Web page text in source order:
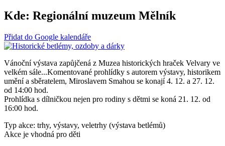
Kde: Regionální muzeum Mělník
Přidat do Google kalendáře
Vánoční výstava zapůjčená z Muzea historických hraček Velvary ve
velkém sále...Komentované prohlídky s autorem výstavy, historikem
umění a sběratelem, Miroslavem Smahou se konají 4. 12. a 27. 12.
od 14:00 hod.
Prohlídka s dílničkou nejen pro rodiny s dětmi se koná 21. 12. od
16:00 hod.
Typ akce: trhy, výstavy, veletrhy (výstava betlémů)
Akce je vhodná pro děti